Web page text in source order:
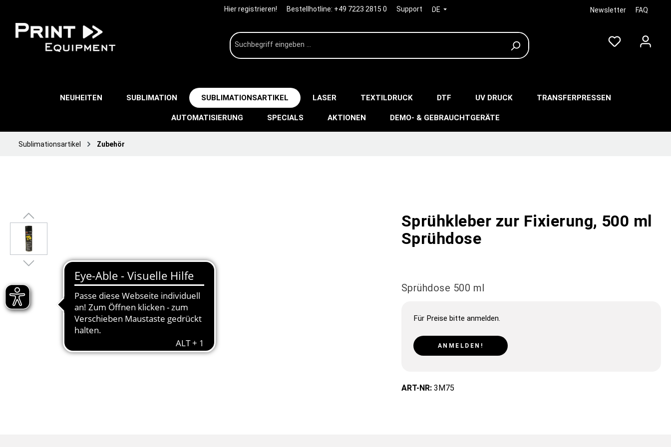
Hier registrieren! Bestellhotline: +49 7223 2815 0 Support DE Newsletter FAQ
NEUHEITEN SUBLIMATION SUBLIMATIONSARTIKEL LASER TEXTILDRUCK DTF UV DRUCK TRANSFERPRESSEN
AUTOMATISIERUNG SPECIALS AKTIONEN DEMO- & GEBRAUCHTGERÄTE
Sublimationsartikel Zubehör
Sprühkleber zur Fixierung, 500 ml
Sprühdose
Sprühdose 500 ml
Für Preise bitte anmelden.
ANMELDEN!
ART-NR: 3M75